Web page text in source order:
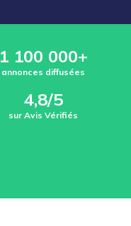
1 100 000+
annonces diffusées
4,8/5
sur Avis Vérifiés